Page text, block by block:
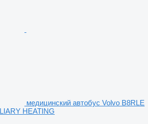
медицинский автобус Volvo B8RLE
HEATING